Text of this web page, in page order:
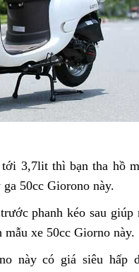
3,7lit thì bạn tha hồ
50cc Giorono này.
phanh kéo sau
xe 50cc Giorno này.
này có giá siêu hấp